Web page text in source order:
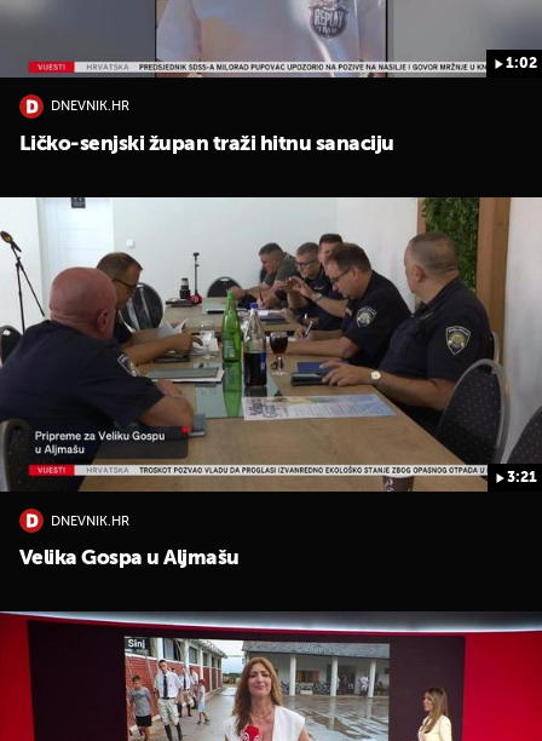
1:02
DNEVNIK.HR
Ličko-senjski župan traži hitnu sanaciju
3:21
DNEVNIK.HR
Velika Gospa u Aljmašu